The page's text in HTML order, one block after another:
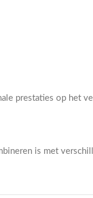
prestaties op het
is met